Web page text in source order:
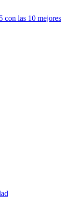
con las 10 mejores